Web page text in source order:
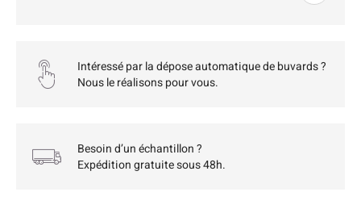
Intéressé par la dépose automatique de buvards ?
Nous le réalisons pour vous.
Besoin d’un échantillon ?
Expédition gratuite sous 48h.